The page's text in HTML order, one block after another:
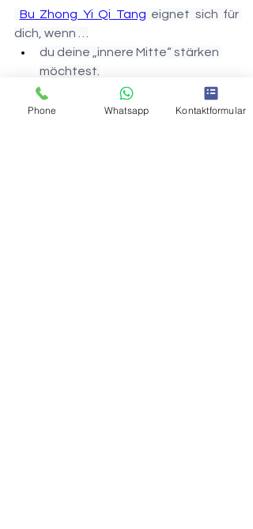
Bu Zhong Yi Qi Tang eignet sich für
dich, wenn …
du deine „innere Mitte“ stärken
möchtest.
du dein Qi sowie deine
Lebensgeister kräftigen und dein
Phone Whatsapp Kontaktformular